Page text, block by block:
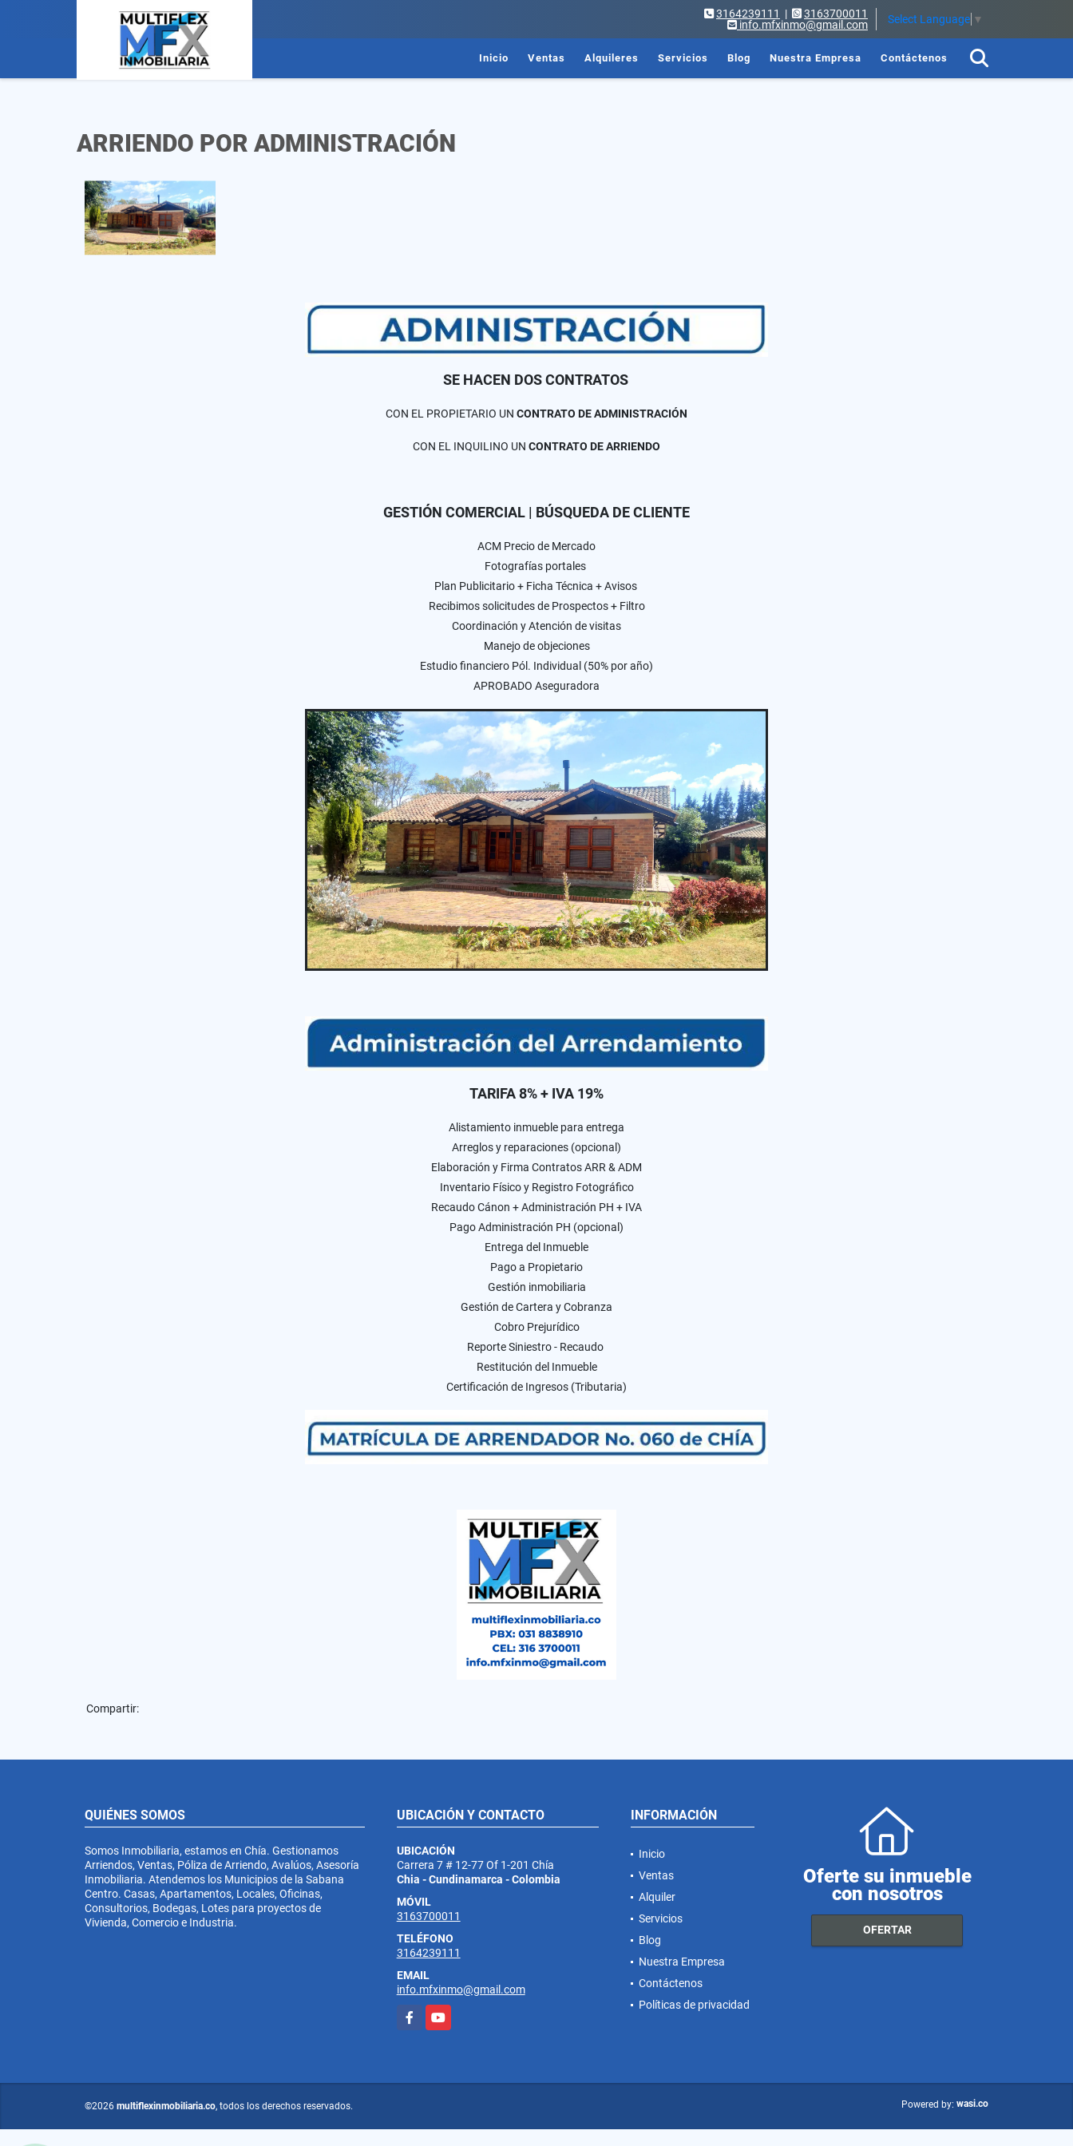
3164239111 |
3163700011
info.mfxinmo@gmail.com
Select Language ▼
Inicio Ventas Alquileres Servicios Blog Nuestra Empresa Contáctenos
ARRIENDO POR ADMINISTRACIÓN
SE HACEN DOS CONTRATOS
CON EL PROPIETARIO UN CONTRATO DE ADMINISTRACIÓN
CON EL INQUILINO UN CONTRATO DE ARRIENDO
GESTIÓN COMERCIAL | BÚSQUEDA DE CLIENTE
ACM Precio de Mercado
Fotografías portales
Plan Publicitario + Ficha Técnica + Avisos
Recibimos solicitudes de Prospectos + Filtro
Coordinación y Atención de visitas
Manejo de objeciones
Estudio financiero Pól. Individual (50% por año)
APROBADO Aseguradora
TARIFA 8% + IVA 19%
Alistamiento inmueble para entrega
Arreglos y reparaciones (opcional)
Elaboración y Firma Contratos ARR & ADM
Inventario Físico y Registro Fotográfico
Recaudo Cánon + Administración PH + IVA
Pago Administración PH (opcional)
Entrega del Inmueble
Pago a Propietario
Gestión inmobiliaria
Gestión de Cartera y Cobranza
Cobro Prejurídico
Reporte Siniestro - Recaudo
Restitución del Inmueble
Certificación de Ingresos (Tributaria)
Compartir:
QUIÉNES SOMOS
Somos Inmobiliaria, estamos en Chía. Gestionamos
Arriendos, Ventas, Póliza de Arriendo, Avalúos, Asesoría
Inmobiliaria. Atendemos los Municipios de la Sabana
Centro. Casas, Apartamentos, Locales, Oficinas,
Consultorios, Bodegas, Lotes para proyectos de
Vivienda, Comercio e Industria.
UBICACIÓN Y CONTACTO
UBICACIÓN
Carrera 7 # 12-77 Of 1-201 Chía
Chia - Cundinamarca - Colombia
MÓVIL
3163700011
TELÉFONO
3164239111
EMAIL
info.mfxinmo@gmail.com
FacebookYouTube
INFORMACIÓN
Inicio
Ventas
Alquiler
Servicios
Blog
Nuestra Empresa
Contáctenos
Políticas de privacidad
Oferte su inmueble
con nosotros
OFERTAR
©2026 multiflexinmobiliaria.co, todos los derechos reservados. Powered by: wasi.co